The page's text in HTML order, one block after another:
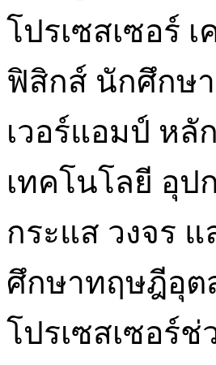
โปรเซสเซอร์
ฟิสิกส์ นักศึกษ
เวอร์แอมป์ ห
เทคโนโลยี อุ
กระแส วงจร
ศึกษาทฤษฎีอุต
โปรเซสเซอร์